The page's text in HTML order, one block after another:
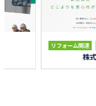
リフォーム関連
株